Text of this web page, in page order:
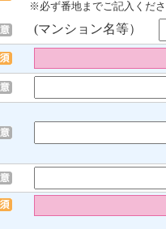
※必ず番地までご記入くだ
(マンション名等）